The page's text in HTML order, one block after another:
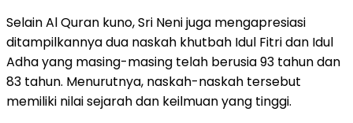
Selain Al Quran kuno, Sri Neni juga mengapresiasi
ditampilkannya dua naskah khutbah Idul Fitri dan Idul
Adha yang masing-masing telah berusia 93 tahun dan
83 tahun. Menurutnya, naskah-naskah tersebut
memiliki nilai sejarah dan keilmuan yang tinggi.